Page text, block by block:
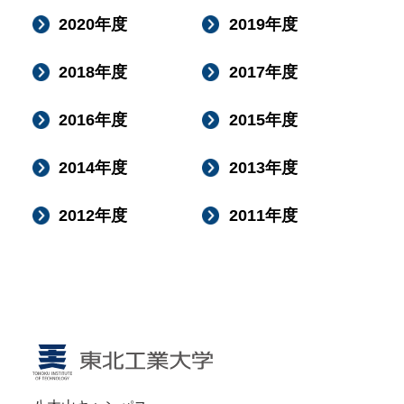
2020年度 2019年度
2018年度 2017年度
2016年度 2015年度
2014年度 2013年度
2012年度 2011年度